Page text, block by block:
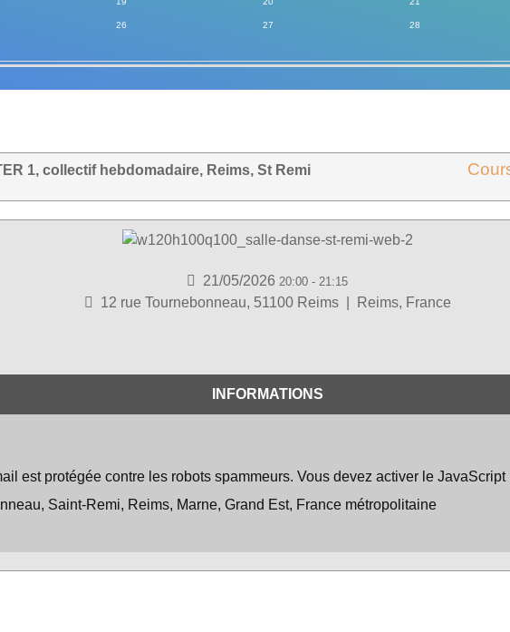
26 27 28
1, collectif hebdomadaire, Reims, St Remi
21/05/2026 20:00 - 21:15
12 rue Tournebonneau, 51100 Reims Reims, France
INFORMATIONS
est protégée contre les robots spammeurs. Vous devez activer le
Saint-Remi, Reims, Marne, Grand Est, France métropolitaine